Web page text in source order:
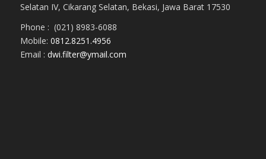
Selatan IV, Cikarang Selatan, Bekasi, Jawa Barat 17530
Phone : (021) 8983-6088
Mobile: 0812.8251.4956
Email : dwi.filter@ymail.com